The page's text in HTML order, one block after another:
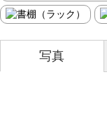
写真